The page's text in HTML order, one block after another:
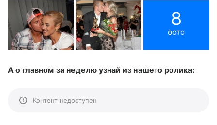
8
фото
А о главном за неделю узнай из нашего ролика:
Контент недоступен